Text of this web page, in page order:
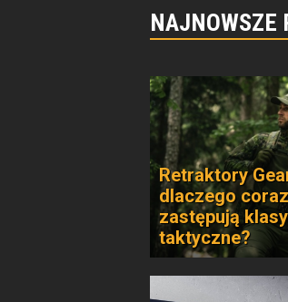
NAJNOWSZE
Retraktory
dlaczego
zastępują
taktyczne?